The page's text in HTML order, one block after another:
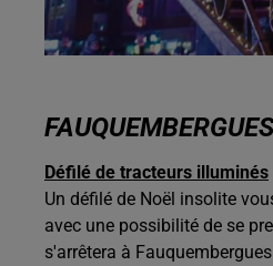
FAUQUEMBERGUES
Défilé de tracteurs illuminés
Un défilé de Noël insolite
avec une possibilité de se
s'arrêtera à